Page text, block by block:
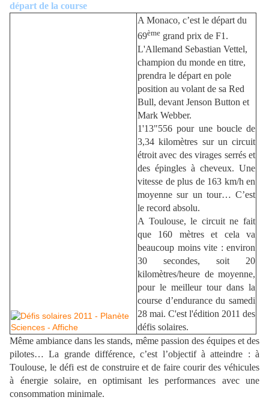
départ de la course
A Monaco, c’est le départ du
69ème grand prix de F1.
L'Allemand Sebastian Vettel,
champion du monde en titre,
prendra le départ en pole
position au volant de sa Red
Bull, devant Jenson Button et
Mark Webber.
1'13"556 pour une boucle de
3,34 kilomètres sur un circuit
étroit avec des virages serrés et
des épingles à cheveux. Une
vitesse de plus de 163 km/h en
moyenne sur un tour… C’est
le record absolu.
A Toulouse, le circuit ne fait
que 160 mètres et cela va
beaucoup moins vite : environ
30 secondes, soit 20
kilomètres/heure de moyenne,
pour le meilleur tour dans la
course d’endurance du samedi
28 mai. C'est l'édition 2011 des
défis solaires.
Même ambiance dans les stands, même passion des équipes et des
pilotes… La grande différence, c’est l’objectif à atteindre : à
Toulouse, le défi est de construire et de faire courir des véhicules
à énergie solaire, en optimisant les performances avec une
consommation minimale.